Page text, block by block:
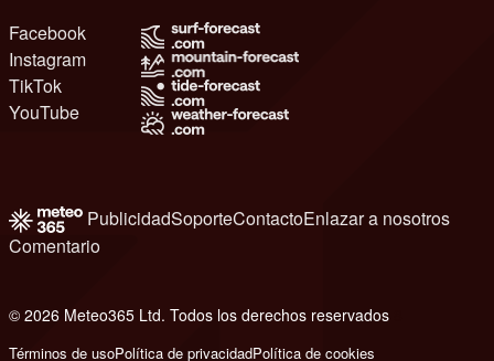
Facebook
Instagram
TikTok
YouTube
PublicidadSoporteContactoEnlazar a nosotros
Comentario
© 2026 Meteo365 Ltd. Todos los derechos reservados
Términos de usoPolítica de privacidadPolítica de cookies